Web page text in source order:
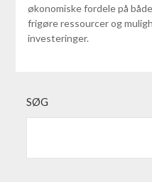
økonomiske fordele på
frigøre ressourcer og
investeringer.
SØG